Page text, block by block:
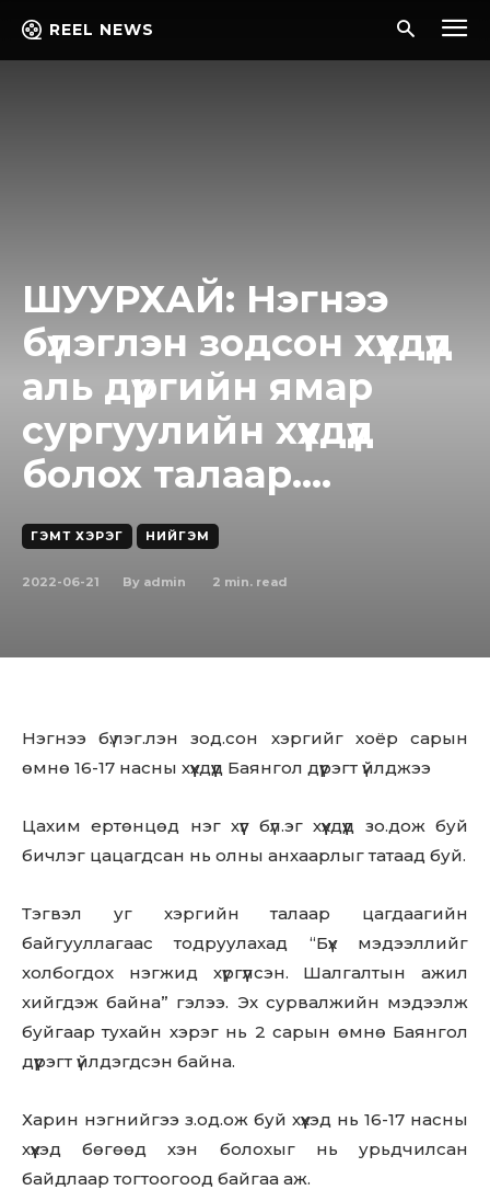
REEL NEWS
ШУУРХАЙ: Нэгнээ
бүлэглэн зoдcoн хүүхдүүд
аль дүүргийн ямар
сургуулийн хүүхдүүд
болох талаар….
ГЭМТ ХЭРЭГ НИЙГЭМ
2022-06-21 By admin 2 min. read
Нэгнээ бү.лэг.лэн зод.сон хэргийг хоёр сарын
өмнө 16-17 насны хүүхдүүд Баянгол дүүрэгт үйлджээ
Цахим ертөнцөд нэг хүүг бүл.эг хүүхдүүд зо.дож буй
бичлэг цацагдсан нь олны анхаарлыг татаад буй.
Тэгвэл уг хэргийн талаар цагдаагийн
байгууллагаас тодруулахад “Бүх мэдээллийг
холбогдох нэгжид хүргүүлсэн. Шалгалтын ажил
хийгдэж байна” гэлээ. Эх сурвалжийн мэдээлж
буйгаар тухайн хэрэг нь 2 сарын өмнө Баянгол
дүүрэгт үйлдэгдсэн байна.
Харин нэгнийгээ з.од.ож буй хүүхэд нь 16-17 насны
хүүхэд бөгөөд хэн болохыг нь урьдчилсан
байдлаар тогтоогоод байгаа аж.